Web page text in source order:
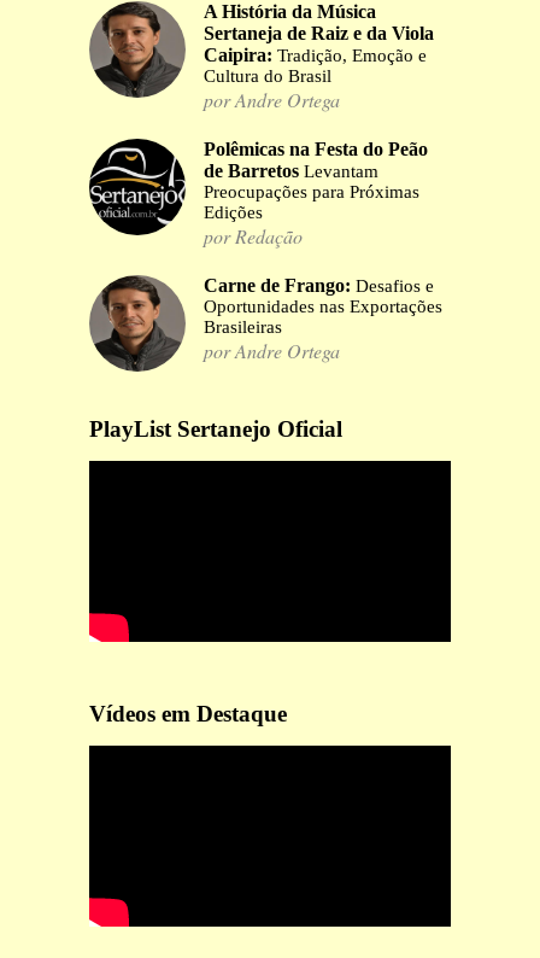
A História da Música
Sertaneja de Raiz e da Viola
Caipira: Tradição, Emoção e
Cultura do Brasil
por Andre Ortega
Polêmicas na Festa do Peão
de Barretos Levantam
Preocupações para Próximas
Edições
por Redação
Carne de Frango: Desafios e
Oportunidades nas Exportações
Brasileiras
por Andre Ortega
PlayList Sertanejo Oficial
Vídeos em Destaque